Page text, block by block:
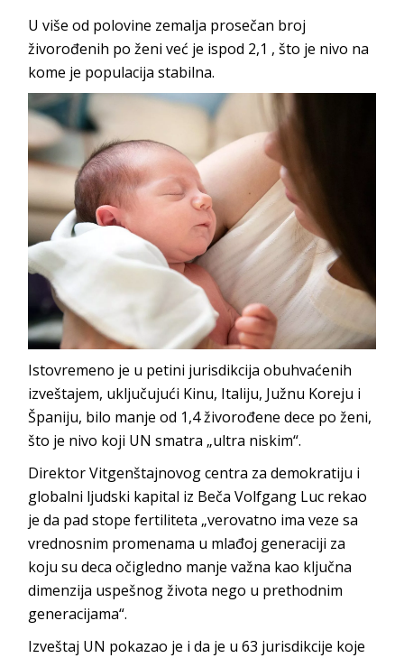
U više od polovine zemalja prosečan broj
živorođenih po ženi već je ispod 2,1 , što je nivo na
kome je populacija stabilna.
Istovremeno je u petini jurisdikcija obuhvaćenih
izveštajem, uključujući Kinu, Italiju, Južnu Koreju i
Španiju, bilo manje od 1,4 živorođene dece po ženi,
što je nivo koji UN smatra „ultra niskim“.
Direktor Vitgenštajnovog centra za demokratiju i
globalni ljudski kapital iz Beča Volfgang Luc rekao
je da pad stope fertiliteta „verovatno ima veze sa
vrednosnim promenama u mlađoj generaciji za
koju su deca očigledno manje važna kao ključna
dimenzija uspešnog života nego u prethodnim
generacijama“.
Izveštaj UN pokazao je i da je u 63 jurisdikcije koje